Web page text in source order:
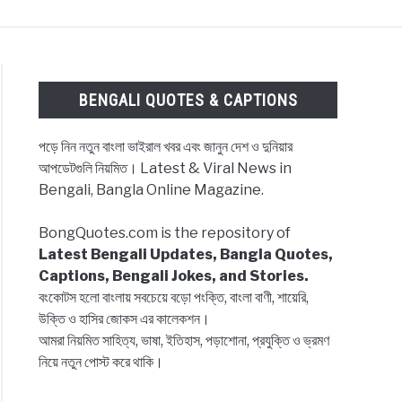
BENGALI QUOTES & CAPTIONS
পড়ে নিন নতুন বাংলা ভাইরাল খবর এবং জানুন দেশ ও দুনিয়ার
আপডেটগুলি নিয়মিত। Latest & Viral News in
Bengali, Bangla Online Magazine.
BongQuotes.com is the repository of
Latest Bengali Updates, Bangla Quotes,
Captions, Bengali Jokes, and Stories.
বংকোটস হলো বাংলায় সবচেয়ে বড়ো পংক্তি, বাংলা বাণী, শায়েরি,
উক্তি ও হাসির জোকস এর কালেকশন।
আমরা নিয়মিত সাহিত্য, ভাষা, ইতিহাস, পড়াশোনা, প্রযুক্তি ও ভ্রমণ
নিয়ে নতুন পোস্ট করে থাকি।